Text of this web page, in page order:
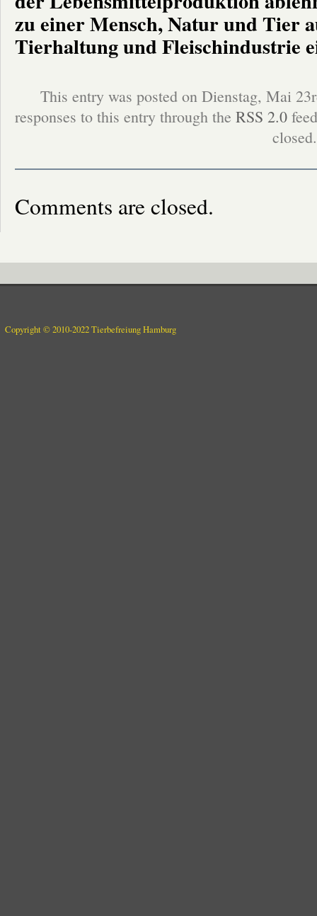
zu einer Mensch, Natur und Tier
Tierhaltung und Fleischindustrie
This entry was posted on Dienstag, Mai
responses to this entry through the RSS 2.0
closed.
Comments are closed.
Copyright © 2010-2022 Tierbefreiung Hamburg